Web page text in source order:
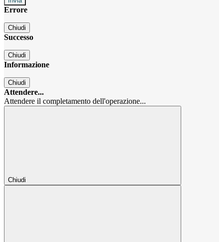
Errore
Chiudi
Successo
Chiudi
Informazione
Chiudi
Attendere...
Attendere il completamento dell'operazione...
Chiudi